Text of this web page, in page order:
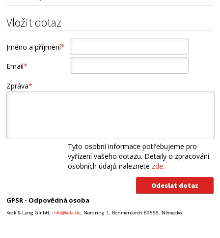
Vložit dotaz
Jméno a příjmení*
Email*
Zpráva*
Tyto osobní informace potřebujeme pro
vyřízení vašeho dotazu. Detaily o zpracování
osobních údajů naleznete zde.
GPSR - Odpovědná osoba
Keck & Lang GmbH, info@kela.de, Nordring 1, Bohmenkirch 89558, Německo